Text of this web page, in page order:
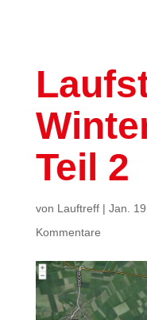
Teil 2
von Lauftreff| Jan.
Kommentare